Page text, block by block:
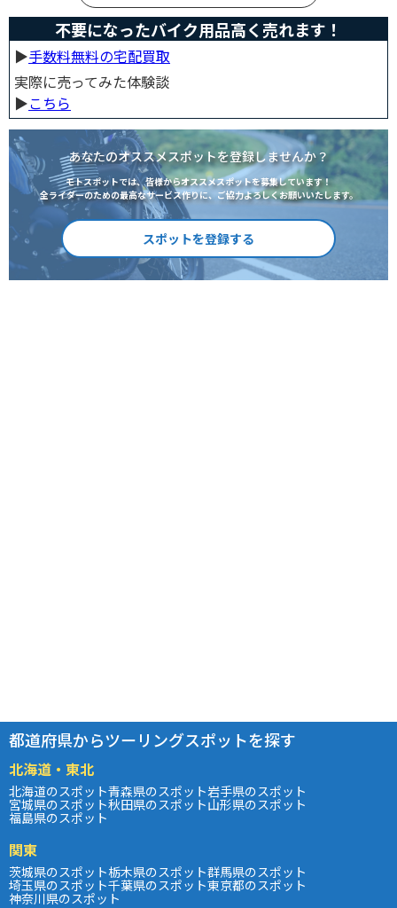
不要になったバイク用品高く売れます！
▶︎手数料無料の宅配買取
実際に売ってみた体験談
▶︎こちら
あなたのオススメスポットを登録しませんか？
モトスポットでは、皆様からオススメスポットを募集しています！
全ライダーのための最高なサービス作りに、ご協力よろしくお願いいたします。
スポットを登録する
都道府県からツーリングスポットを探す
北海道・東北
北海道のスポット青森県のスポット岩手県のスポット
宮城県のスポット秋田県のスポット山形県のスポット
福島県のスポット
関東
茨城県のスポット栃木県のスポット群馬県のスポット
埼玉県のスポット千葉県のスポット東京都のスポット
神奈川県のスポット